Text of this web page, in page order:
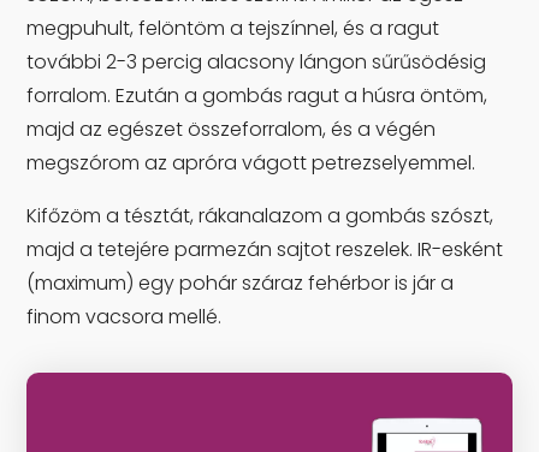
megpuhult, felöntöm a tejszínnel, és a ragut
további 2-3 percig alacsony lángon sűrűsödésig
forralom. Ezután a gombás ragut a húsra öntöm,
majd az egészet összeforralom, és a végén
megszórom az apróra vágott petrezselyemmel.
Kifőzöm a tésztát, rákanalazom a gombás szószt,
majd a tetejére parmezán sajtot reszelek. IR-esként
(maximum) egy pohár száraz fehérbor is jár a
finom vacsora mellé.